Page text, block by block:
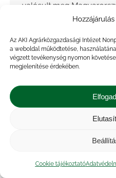
Az AKI Agrárközgazdasági Intézet
a weboldal működtetése,
végzett tevékenység nyomon
megjelenítése érdekében.
Cookie tájékoztató
valósult meg
által finanszírozott
intézkedések az
(AMR)…